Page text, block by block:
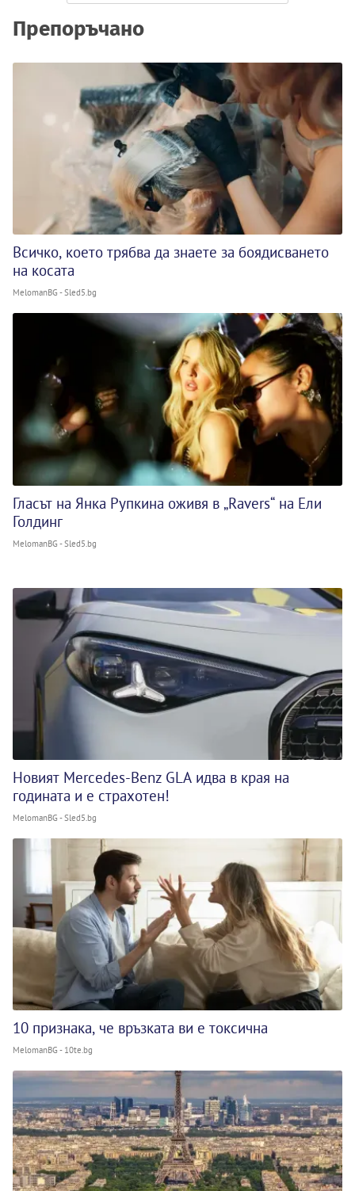
Препоръчано
Всичко, което трябва да знаете за боядисването
на косата
MelomanBG - Sled5.bg
Гласът на Янка Рупкина оживя в „Ravers“ на Ели
Голдинг
MelomanBG - Sled5.bg
Новият Mercedes-Benz GLA идва в края на
годината и е страхотен!
MelomanBG - Sled5.bg
10 признака, че връзката ви е токсична
MelomanBG - 10te.bg